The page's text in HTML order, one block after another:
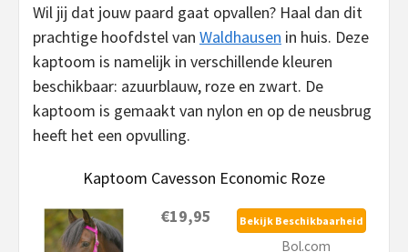
Wil jij dat jouw paard gaat opvallen? Haal dan dit
prachtige hoofdstel van Waldhausen in huis. Deze
kaptoom is namelijk in verschillende kleuren
beschikbaar: azuurblauw, roze en zwart. De
kaptoom is gemaakt van nylon en op de neusbrug
heeft het een opvulling.
Kaptoom Cavesson Economic Roze
€19,95
Bekijk Beschikbaarheid
Bol.com